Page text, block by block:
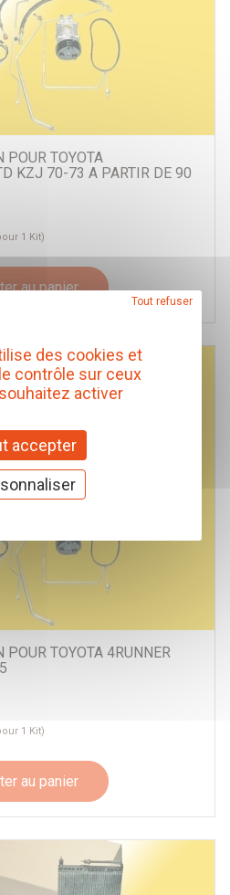
POUR TOYOTA
KZJ 70-73 A PARTIR DE 90
1 Kit)
au panier
TOYOTA 4RUNNER
1 Kit)
au panier
des cookies et
contrôle sur ceux
activer
accepter
Tout refuser